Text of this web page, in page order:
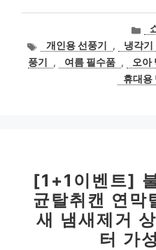
카
테
고
리
태
그
개인용 선풍기 , 냉각기
풍기
, 여름 필수품 , 오아
휴대용
[1+1이벤트]
균탈취캔 연막
새 냄새제거
터 가